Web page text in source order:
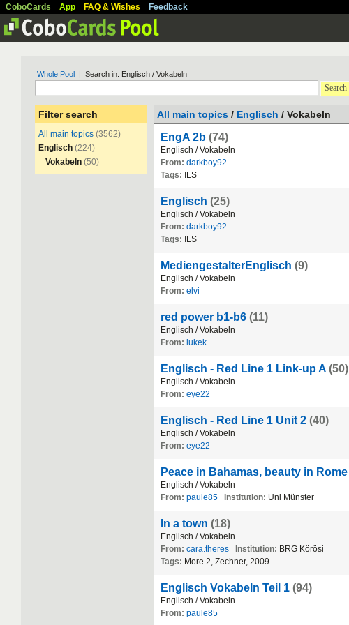
CoboCards App FAQ & Wishes Feedback
Whole Pool | Search in: Englisch / Vokabeln
Search
Filter search
All main topics (3562)
Englisch (224)
Vokabeln (50)
All main topics / Englisch / Vokabeln
EngA 2b (74)
Englisch /Vokabeln
From: darkboy92
Tags:
ILS
Englisch (25)
Englisch /Vokabeln
From: darkboy92
Tags:
ILS
MediengestalterEnglisch (9)
Englisch /Vokabeln
From: elvi
red power b1-b6 (11)
Englisch /Vokabeln
From: lukek
Englisch - Red Line 1 Link-up A (50)
Englisch /Vokabeln
From: eye22
Englisch - Red Line 1 Unit 2 (40)
Englisch /Vokabeln
From: eye22
Peace in Bahamas, beauty in Rome
Englisch /Vokabeln
From: paule85 Institution: Uni Münster
In a town (18)
Englisch /Vokabeln
From: cara.theres Institution: BRG Körösi
Tags: More 2, Zechner, 2009
Englisch Vokabeln Teil 1 (94)
Englisch /Vokabeln
From: paule85